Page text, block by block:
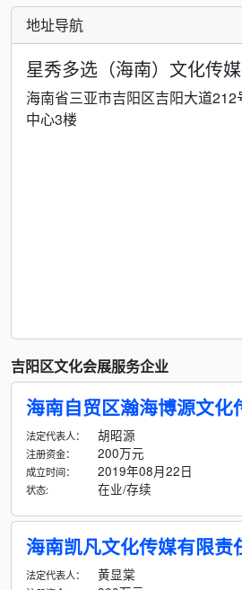
地址导航
星秀多选（海南）文化传
海南省三亚市吉阳区吉阳大道
中心3楼
吉阳区文化会展服务企业
海南自贸区瀚海博源文化
法定代表人： 胡昭源
注册资金： 200万元
成立时间： 2019年08月22日
状态: 在业/存续
海南凯凡文化传媒有限责
法定代表人： 黄显棠